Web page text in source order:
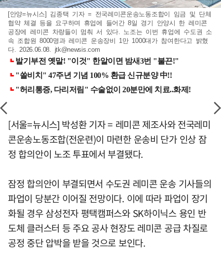
[안양=뉴시스] 김종택 기자 = 전국레미콘운송노동조합이 임금 및 단체
협약 체결 등을 요구하며 휴업에 들어간 8일 경기 안양시 한 레미콘
공장에 레미콘 차량들이 멈춰 서 있다. 노조는 이번 휴업에 수도권 소
속 조합원 8000명과 레미콘 운송장비 1만 1000대가 참여한다고 밝혔
다. 2026.06.08. jtk@newsis.com
[서울=뉴시스] 박성환 기자 = 레미콘 제조사와 전국레미
콘운송노동조합(전운련)이 마련한 운송비 단가 인상 잠
정 합의안이 노조 투표에서 부결됐다.
잠정 합의안이 부결되면서 수도권 레미콘 운송 기사들의
파업이 당분간 이어질 전망이다. 이에 따라 파업이 장기
화될 경우 삼성전자 평택캠퍼스와 SK하이닉스 용인 반
도체 클러스터 등 주요 공사 현장도 레미콘 공급 차질로
공정 중단 압박을 받을 것으로 보인다.